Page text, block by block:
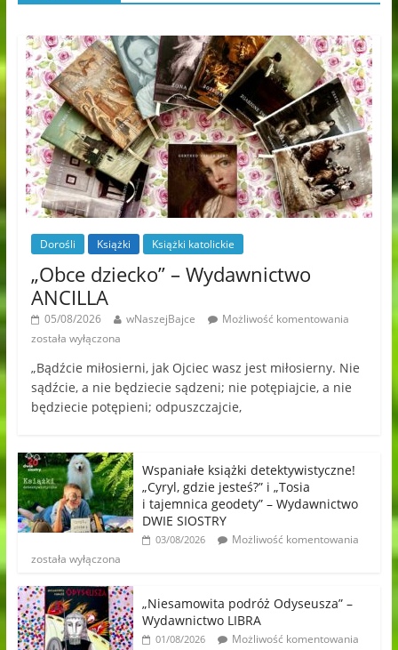
Dorośli Książki Książki katolickie
„Obce dziecko” – Wydawnictwo
ANCILLA
05/08/2026 wNaszejBajce
Możliwość komentowania
została wyłączona
„Bądźcie miłosierni, jak Ojciec wasz jest miłosierny. Nie
sądźcie, a nie będziecie sądzeni; nie potępiajcie, a nie
będziecie potępieni; odpuszczajcie,
Wspaniałe książki detektywistyczne!
„Cyryl, gdzie jesteś?” i „Tosia
i tajemnica geodety” – Wydawnictwo
DWIE SIOSTRY
03/08/2026
Możliwość komentowania
została wyłączona
„Niesamowita podróż Odyseusza” –
Wydawnictwo LIBRA
01/08/2026
Możliwość komentowania